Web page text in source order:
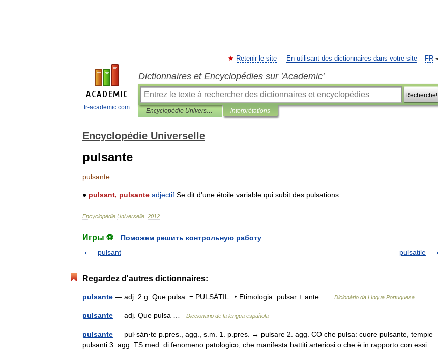
fr-academic.com
FR
Retenir le site En utilisant des dictionnaires dans votre site
Dictionnaires et Encyclopédies sur 'Academic'
Recherche!
Encyclopédie Universelle interprétations
Encyclopédie Universelle
pulsante
pulsante
● pulsant, pulsante adjectif Se dit d'une étoile variable qui subit des pulsations
Encyclopédie Universelle 2012
Игры ⚽
Поможем решить контрольную работу
pulsant
pulsatile
Regardez d'autres dictionnaires:
pulsante — adj. 2 g. Que pulsa. = PULSÁTIL ‣ Etimologia: pulsar + ante … Dicionário da Língua Portuguesa
pulsante — adj. Que pulsa … Diccionario de la lengua española
pulsante — pul·sàn·te p.pres., agg., s.m. 1. p.pres. → pulsare 2. agg. CO che pulsa: cuore pulsante, tempie
pulsanti 3. agg. TS med. di fenomeno patologico, che manifesta battiti arteriosi o che è in rapporto con essi: